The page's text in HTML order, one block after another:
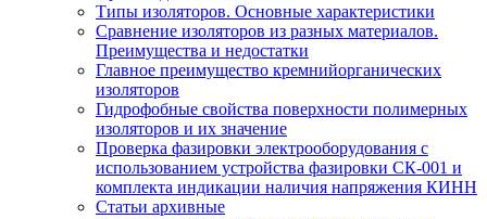
Типы изоляторов. Основные характеристики
Сравнение изоляторов из разных материалов.
Преимущества и недостатки
Главное преимущество кремнийорганических
изоляторов
Гидрофобные свойства поверхности поли мерных
изоляторов и их значение
Проверка фазировки электрооборудования с
использованием устройства фазировки СК-001 и
комплекта индикации наличия напряжения КИНН
Статьи архивные